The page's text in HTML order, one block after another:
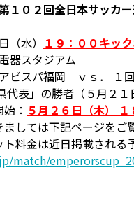
１０２回全日本サッカ
水） １９：００キッ
器スタジアム
ビスパ福岡 ｖｓ． １
表」の勝者（５月２１
： ５月２６日（木）
しては下記ページをご
ト料金は近日掲載される
match/